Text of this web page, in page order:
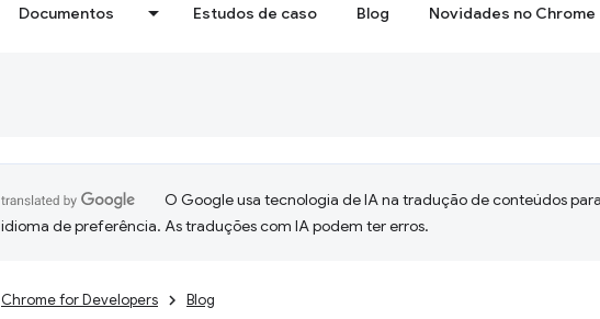
Documentos Estudos de caso Blog Novidades no Chrome
O Google usa tecnologia de IA na tradução de conteúdos
idioma de preferência. As traduções com IA podem ter erros.
Chrome for Developers Blog